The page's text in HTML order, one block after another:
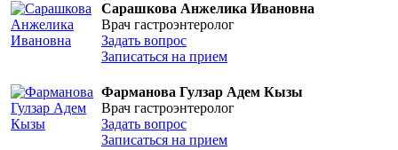
Сарашкова Анжелика Ивановна
Врач гастроэнтеролог
Задать вопрос
Записаться на прием
Фарманова Гулзар Адем Кызы
Врач гастроэнтеролог
Задать вопрос
Записаться на прием